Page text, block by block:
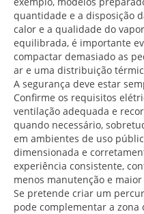
quantidade e a disposição
calor e a qualidade do
equilibrada, é importante
compactar demasiado as
ar e uma distribuição
A segurança deve estar
Confirme os requisitos
ventilação adequada e
quando necessário,
em ambientes de uso
dimensionada e
experiência consistente,
menos manutenção e
Se pretende criar um
pode complementar a zona